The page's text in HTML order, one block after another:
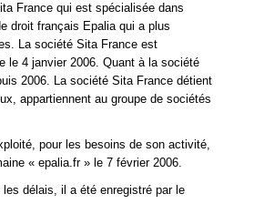
France qui est spécialisée dans
droit français Epalia qui a plus
La société Sita France est
le 4 janvier 2006. Quant à la société
2006. La société Sita France détient
appartiennent au groupe de sociétés
pour les besoins de son activité,
« epalia.fr » le 7 février 2006.
les délais, il a été enregistré par le